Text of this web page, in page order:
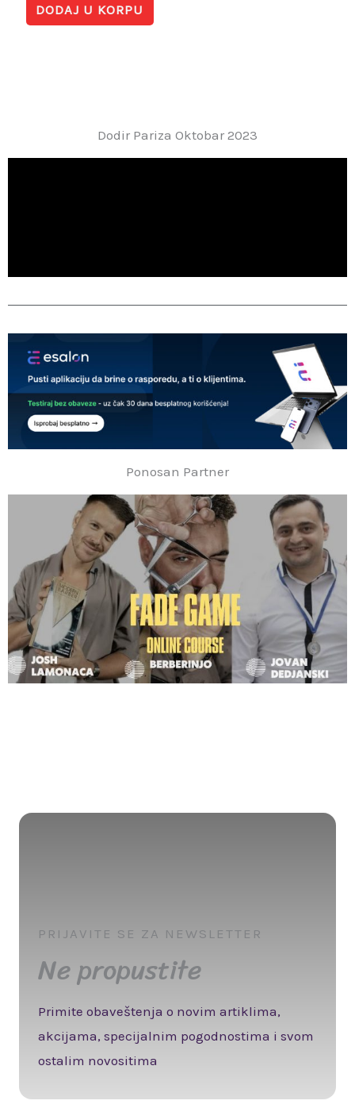
DODAJ U KORPU
Dodir Pariza Oktobar 2023
Ponosan Partner
PRIJAVITE SE ZA NEWSLETTER
Ne propustite
Primite obaveštenja o novim artiklima,
akcijama, specijalnim pogodnostima i svom
ostalim novositima